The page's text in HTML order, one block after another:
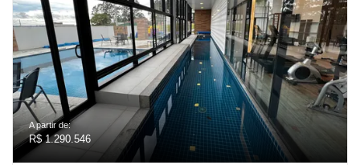
A partir de:
R$ 1.290.546